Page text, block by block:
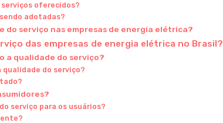
oferecidos?
adotadas?
do serviço nas empresas de energia elétrica?
das empresas de energia elétrica no Brasil?
a qualidade do serviço?
do serviço?
serviço para os usuários?